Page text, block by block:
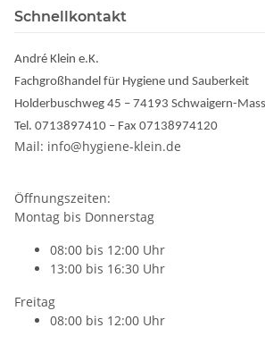
Schnellkontakt
André Klein e.K.
Fachgroßhandel für Hygiene und Sauberkeit
Holderbuschweg 45 – 74193 Schwaigern-
Tel. 0713897410 – Fax 07138974120
Mail: info@hygiene-klein.de
Öffnungszeiten:
Montag bis Donnerstag
08:00 bis 12:00 Uhr
13:00 bis 16:30 Uhr
Freitag
08:00 bis 12:00 Uhr